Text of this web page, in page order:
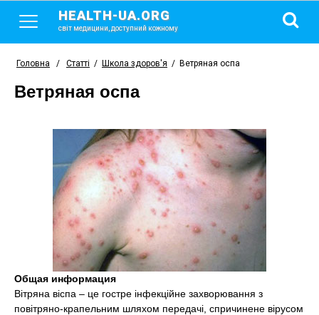
HEALTH-UA.ORG
світ медицини, доступний кожному
Головна / Статті / Школа здоров'я / Ветряная оспа
Ветряная оспа
Общая информация
Вітряна віспа – це гостре інфекційне захворювання з
повітряно-крапельним шляхом передачі, спричинене вірусом